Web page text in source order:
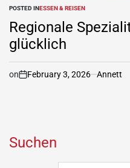
POSTED INESSEN & REISEN
Regionale
glücklich
on February 3, 2026 Annett
Suchen